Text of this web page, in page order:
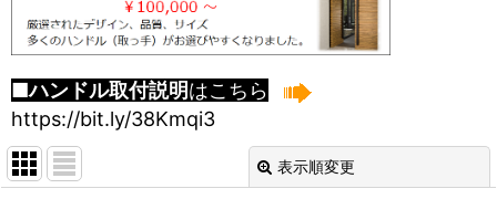
■ハンドル取付説明はこちら
https://bit.ly/38Kmqi3
表示順変更